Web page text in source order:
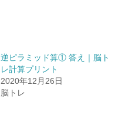
逆ピラミッド算① 答え｜脳ト
レ計算プリント
2020年12月26日
脳トレ